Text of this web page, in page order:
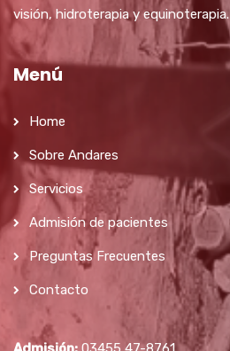
visión, hidroterapia y equinoterapia.
Menú
Home
Sobre Andares
Servicios
Admisión de pacientes
Preguntas Frecuentes
Contacto